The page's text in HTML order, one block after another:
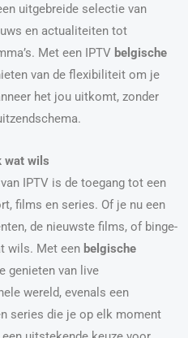
uitgebreide selectie van
en actualiteiten tot
Met een IPTV belgische
van de flexibiliteit om je
het jou uitkomt, zonder
wat wils
IPTV is de toegang tot een
films en series. Of je nu een
de nieuwste films, of binge-
wils. Met een belgische
genieten van live
wereld, evenals een
series die je op elk moment